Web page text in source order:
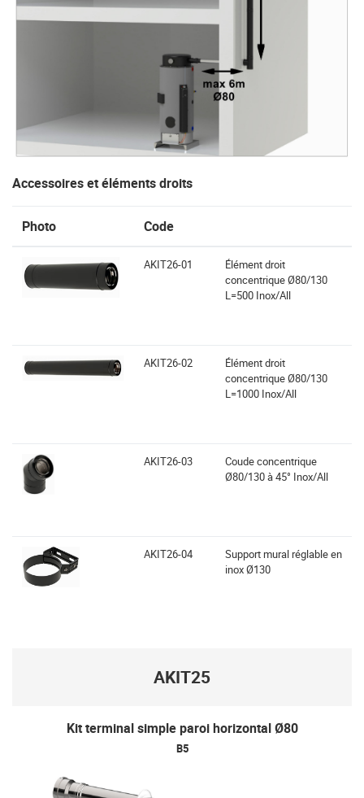
Accessoires et éléments droits
Photo Code
AKIT26-01
Élément droit
concentrique Ø80/130
L=500 Inox/All
AKIT26-02
Élément droit
concentrique Ø80/130
L=1000 Inox/All
AKIT26-03
Coude concentrique
Ø80/130 à 45° Inox/All
AKIT26-04
Support mural réglable en
inox Ø130
AKIT25
Kit terminal simple paroi horizontal Ø80
B5